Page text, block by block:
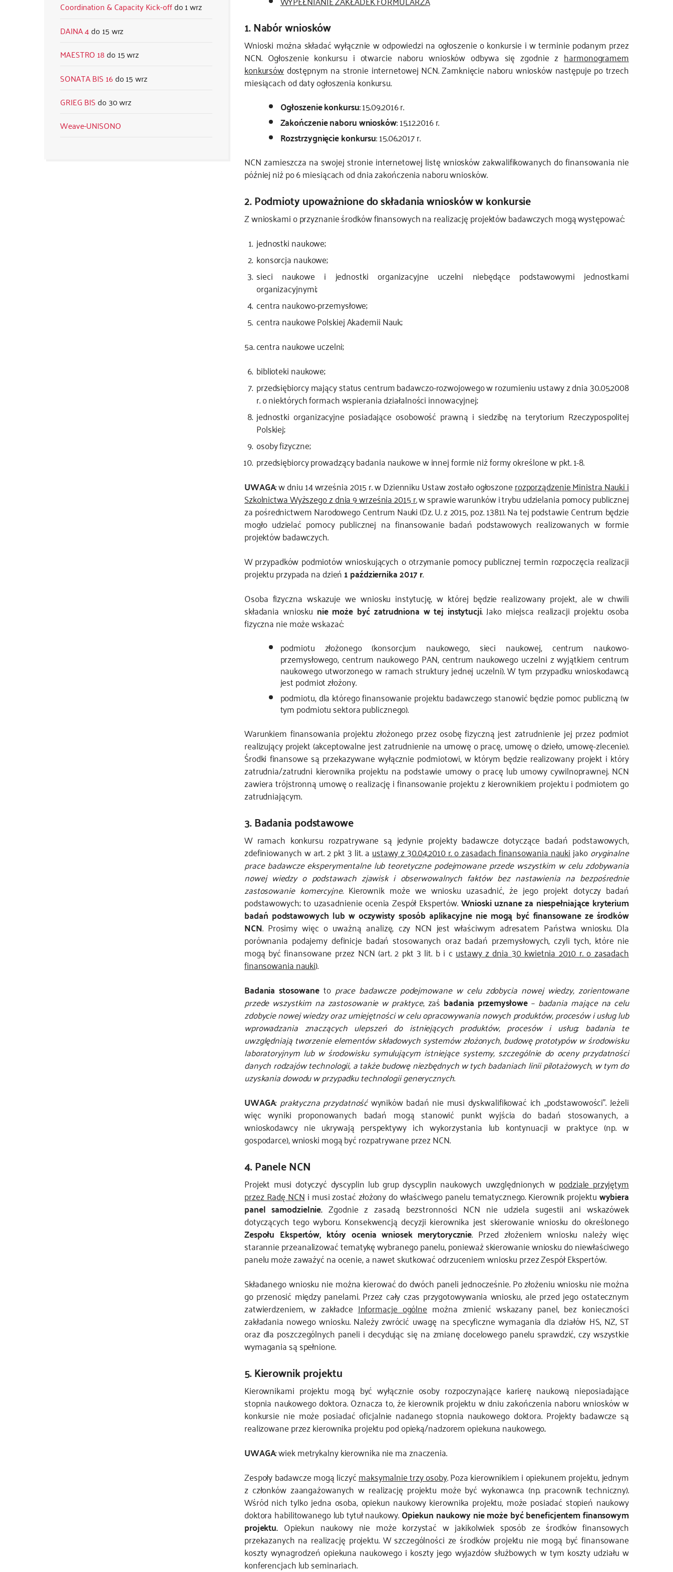
Coordination & Capacity Kick-off
1 wrz
DAINA 4
15 wrz
MAESTRO 18
15 wrz
SONATA BIS 16
15 wrz
GRIEG BIS
30 wrz
Weave-UNISONO
1. Nabór wniosków
Wnioski można składać wyłącznie w odpowiedzi na ogłoszenie o konkursie i w terminie podanym przez
NCN. Ogłoszenie konkursu i otwarcie naboru wniosków odbywa się zgodnie z harmonogramem
konkursówdostępnym na stronie internetowej NCN. Zamknięcie naboru wniosków następuje po trzech
miesiącach od daty ogłoszenia konkursu.
Ogłoszenie konkursu: 15.09.2016 r.
Zakończenie naboru wniosków: 15.12.2016 r.
Rozstrzygnięcie konkursu: 15.06.2017 r.
NCN zamieszcza na swojej stronie internetowej listę wniosków zakwalifikowanych do finansowania nie
później niż po 6 miesiącach od dnia zakończenia naboru wniosków.
2. Podmioty upoważnione do składania wniosków w konkursie
Z wnioskami o przyznanie środków finansowych na realizację projektów badawczych mogą występować:
jednostki naukowe;
konsorcja naukowe;
sieci naukowe i jednostki organizacyjne uczelni niebędące podstawowymi jednostkami
organizacyjnymi;
centra naukowo-przemysłowe;
centra naukowe Polskiej Akademii Nauk;
5a. centra naukowe uczelni;
biblioteki naukowe;
przedsiębiorcy mający status centrum badawczo-rozwojowego w rozumieniu ustawy z dnia 30.05.2008
r. o niektórych formach wspierania działalności innowacyjnej;
jednostki organizacyjne posiadające osobowość prawną i siedzibę na terytorium Rzeczypospolitej
Polskiej;
osoby fizyczne;
przedsiębiorcy prowadzący badania naukowe w innej formie niż formy określone w pkt. 1-8.
UWAGA: w dniu 14 września 2015 r. w Dzienniku Ustaw zostało ogłoszonerozporządzenie Ministra Nauki i
Szkolnictwa Wyższego z dnia 9 września 2015 r.w sprawie warunków i trybu udzielania pomocy publicznej
za pośrednictwem Narodowego Centrum Nauki (Dz. U. z 2015, poz. 1381). Na tej podstawie Centrum będzie
mogło udzielać pomocy publicznej na finansowanie badań podstawowych realizowanych w formie
projektów badawczych.
W przypadków podmiotów wnioskujących o otrzymanie pomocy publicznej termin rozpoczęcia realizacji
projektu przypada na dzień1 października 2017 r.
Osoba fizyczna wskazuje we wniosku instytucję, w której będzie realizowany projekt, ale w chwili
składania wniosku nie może być zatrudniona w tej instytucji. Jako miejsca realizacji projektu osoba
fizyczna nie może wskazać:
podmiotu złożonego (konsorcjum naukowego, sieci naukowej, centrum naukowo-
przemysłowego, centrum naukowego PAN, centrum naukowego uczelni z wyjątkiem centrum
naukowego utworzonego w ramach struktury jednej uczelni). W tym przypadku wnioskodawcą
jest podmiot złożony.
podmiotu, dla którego finansowanie projektu badawczego stanowić będzie pomoc publiczną (w
tym podmiotu sektora publicznego).
Warunkiem finansowania projektu złożonego przez osobę fizyczną jest zatrudnienie jej przez podmiot
realizujący projekt (akceptowalne jest zatrudnienie na umowę o pracę, umowę o dzieło, umowę-zlecenie).
Środki finansowe są przekazywane wyłącznie podmiotowi, w którym będzie realizowany projekt i który
zatrudnia/zatrudni kierownika projektu na podstawie umowy o pracę lub umowy cywilnoprawnej. NCN
zawiera trójstronną umowę o realizację i finansowanie projektu z kierownikiem projektu i podmiotem go
zatrudniającym.
3. Badania podstawowe
W ramach konkursu rozpatrywane są jedynie projekty badawcze dotyczące badań podstawowych,
zdefiniowanych w art. 2 pkt 3 lit. a ustawy z 30.04.2010 r. o zasadach finansowania nauki jakooryginalne
prace badawcze eksperymentalne lub teoretyczne podejmowane przede wszystkim w celu zdobywania
nowej wiedzy o podstawach zjawisk i obserwowalnych faktów bez nastawienia na bezpośrednie
zastosowanie komercyjne. Kierownik może we wniosku uzasadnić, że jego projekt dotyczy badań
podstawowych; to uzasadnienie ocenia Zespół Ekspertów.Wnioski uznane za niespełniające kryterium
badań podstawowych lub w oczywisty sposób aplikacyjne nie mogą być finansowane ze środków
NCN. Prosimy więc o uważną analizę, czy NCN jest właściwym adresatem Państwa wniosku. Dla
porównania podajemy definicje badań stosowanych oraz badań przemysłowych, czyli tych, które nie
mogą być finansowane przez NCN (art. 2 pkt 3 lit. b i c ustawy z dnia 30 kwietnia 2010 r. o zasadach
finansowania nauki).
Badania stosowaneto prace badawcze podejmowane w celu zdobycia nowej wiedzy, zorientowane
przede wszystkim na zastosowanie w praktyce, zaś badania przemysłowe– badania mające na celu
zdobycie nowej wiedzy oraz umiejętności w celu opracowywania nowych produktów, procesów i usług lub
wprowadzania znaczących ulepszeń do istniejących produktów, procesów i usług; badania te
uwzględniają tworzenie elementów składowych systemów złożonych, budowę prototypów w środowisku
laboratoryjnym lub w środowisku symulującym istniejące systemy, szczególnie do oceny przydatności
danych rodzajów technologii, a także budowę niezbędnych w tych badaniach linii pilotażowych, w tym do
uzyskania dowodu w przypadku technologii generycznych.
UWAGA: praktyczna przydatnośćwyników badań nie musi dyskwalifikować ich „podstawowości”. Jeżeli
więc wyniki proponowanych badań mogą stanowić punkt wyjścia do badań stosowanych, a
wnioskodawcy nie ukrywają perspektywy ich wykorzystania lub kontynuacji w praktyce (np. w
gospodarce), wnioski mogą być rozpatrywane przez NCN.
4. Panele NCN
Projekt musi dotyczyć dyscyplin lub grup dyscyplin naukowych uwzględnionych w podziale przyjętym
przez Radę NCN i musi zostać złożony do właściwego panelu tematycznego. Kierownik projektuwybiera
panel samodzielnie. Zgodnie z zasadą bezstronności NCN nie udziela sugestii ani wskazówek
dotyczących tego wyboru. Konsekwencją decyzji kierownika jest skierowanie wniosku do określonego
Zespołu Ekspertów, który ocenia wniosek merytorycznie. Przed złożeniem wniosku należy więc
starannie przeanalizować tematykę wybranego panelu, ponieważ skierowanie wniosku do niewłaściwego
panelu może zaważyć na ocenie, a nawet skutkować odrzuceniem wniosku przez Zespół Ekspertów.
Składanego wniosku nie można kierować do dwóch paneli jednocześnie. Po złożeniu wniosku nie można
go przenosić między panelami. Przez cały czas przygotowywania wniosku, ale przed jego ostatecznym
zatwierdzeniem, w zakładce Informacje ogólne można zmienić wskazany panel, bez konieczności
zakładania nowego wniosku. Należy zwrócić uwagę na specyficzne wymagania dla działów HS, NZ, ST
oraz dla poszczególnych paneli i decydując się na zmianę docelowego panelu sprawdzić, czy wszystkie
wymagania są spełnione.
5. Kierownik projektu
Kierownikami projektu mogą być wyłącznie osoby rozpoczynające karierę naukową nieposiadające
stopnia naukowego doktora. Oznacza to, że kierownik projektu w dniu zakończenia naboru wniosków w
konkursie nie może posiadać oficjalnie nadanego stopnia naukowego doktora. Projekty badawcze są
realizowane przez kierownika projektu pod opieką/nadzorem opiekuna naukowego.
UWAGA: wiek metrykalny kierownika nie ma znaczenia.
Zespoły badawcze mogą liczyćmaksymalnie trzy osoby. Poza kierownikiem i opiekunem projektu, jednym
z członków zaangażowanych w realizację projektu może być wykonawca (np. pracownik techniczny).
Wśród nich tylko jedna osoba, opiekun naukowy kierownika projektu, może posiadać stopień naukowy
doktora habilitowanego lub tytuł naukowy.Opiekun naukowy nie może być beneficjentem finansowym
projektu. Opiekun naukowy nie może korzystać w jakikolwiek sposób ze środków finansowych
przekazanych na realizację projektu. W szczególności ze środków projektu nie mogą być finansowane
koszty wynagrodzeń opiekuna naukowego i koszty jego wyjazdów służbowych w tym koszty udziału w
konferencjach lub seminariach.